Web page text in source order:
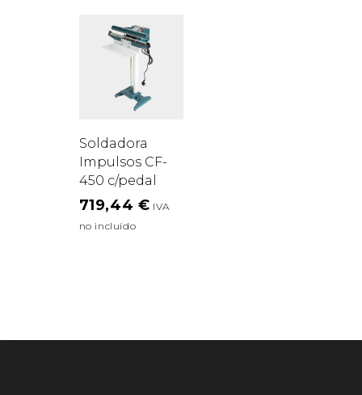
Soldadora
Impulsos CF-
450 c/pedal
719,44 €